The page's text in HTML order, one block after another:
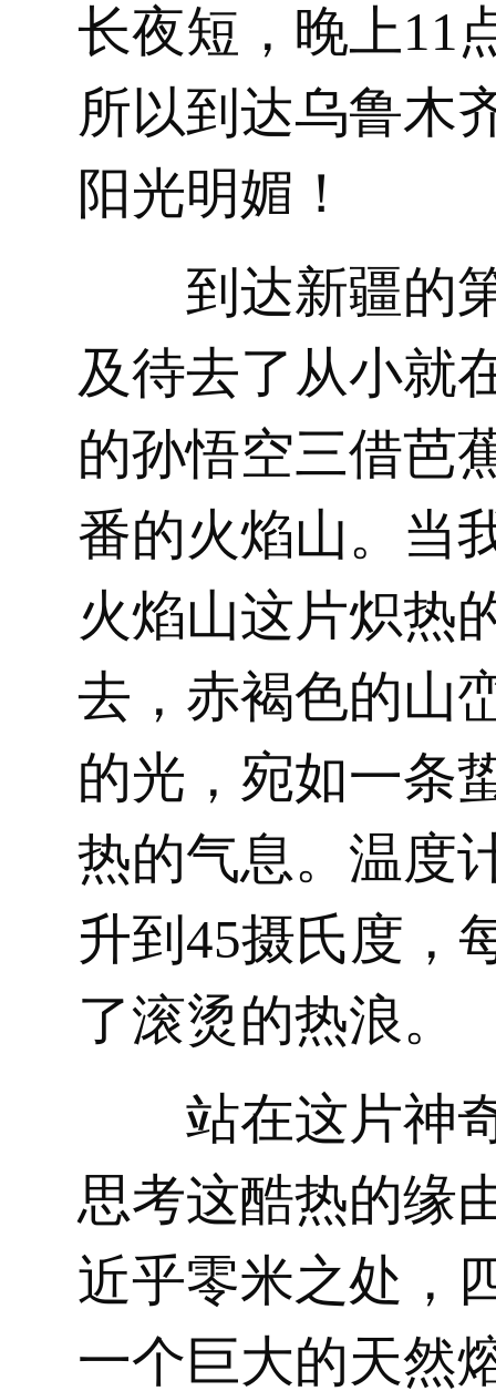
长夜短，晚上11
所以到达乌鲁木
阳光明媚！
到达新疆的
及待去了从小就
的孙悟空三借
番的火焰山。当
火焰山这片炽热
去，赤褐色的山
的光，宛如一条
热的气息。温度
升到45摄氏度，
了滚烫的热浪。
站在这片神
思考这酷热的缘
近乎零米之处，
一个巨大的天然